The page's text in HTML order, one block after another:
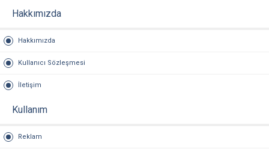
Hakkımızda
Hakkımızda
Kullanıcı Sözleşmesi
İletişim
Kullanım
Reklam